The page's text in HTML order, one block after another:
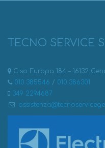
TECNO SERVICE
C.so Europa 184 – 16132
010.385546 / 010.386301
349 2294687